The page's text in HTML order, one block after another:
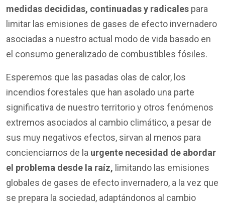
medidas decididas, continuadas y radicales para
limitar las emisiones de gases de efecto invernadero
asociadas a nuestro actual modo de vida basado en
el consumo generalizado de combustibles fósiles.
Esperemos que las pasadas olas de calor, los
incendios forestales que han asolado una parte
significativa de nuestro territorio y otros fenómenos
extremos asociados al cambio climático, a pesar de
sus muy negativos efectos, sirvan al menos para
concienciarnos de la urgente necesidad de abordar
el problema desde la raíz, limitando las emisiones
globales de gases de efecto invernadero, a la vez que
se prepara la sociedad, adaptándonos al cambio